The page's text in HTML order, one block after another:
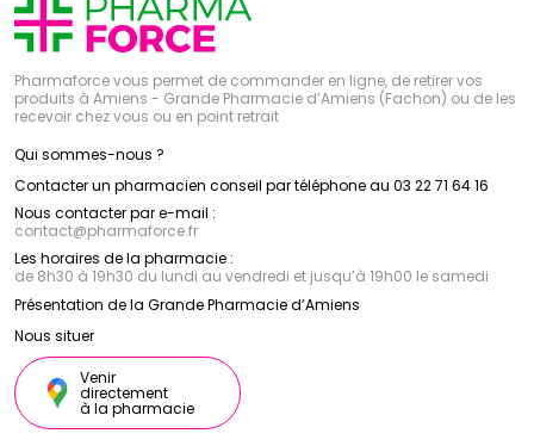
Pharmaforce vous permet de commander en ligne, de retirer vos
produits à Amiens - Grande Pharmacie d’Amiens (Fachon) ou de les
recevoir chez vous ou en point retrait
Qui sommes-nous ?
Contacter un pharmacien conseil par téléphone au 03 22 71 64 16
Nous contacter par e-mail :
contact@pharmaforce.fr
Les horaires de la pharmacie :
de 8h30 à 19h30 du lundi au vendredi et jusqu’à 19h00 le samedi
Présentation de la Grande Pharmacie d’Amiens
Nous situer
Venir
directement
à la pharmacie